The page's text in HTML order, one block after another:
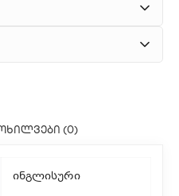
(0)
ინგლისური